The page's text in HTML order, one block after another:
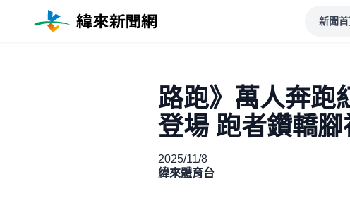
新聞
路跑》萬人奔跑
登場 跑者鑽轎
2025/11/8
緯來體育台